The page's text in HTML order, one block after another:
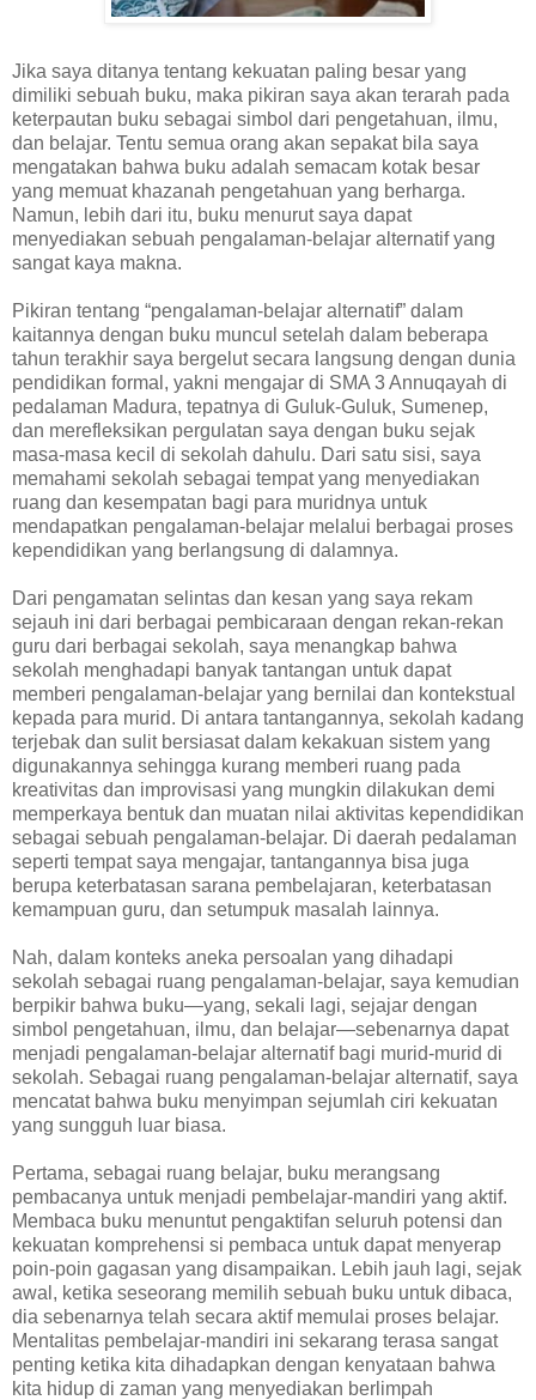
Jika saya ditanya tentang kekuatan paling besar yang
dimiliki sebuah buku, maka pikiran saya akan terarah pada
keterpautan buku sebagai simbol dari pengetahuan, ilmu,
dan belajar. Tentu semua orang akan sepakat bila saya
mengatakan bahwa buku adalah semacam kotak besar
yang memuat khazanah pengetahuan yang berharga.
Namun, lebih dari itu, buku menurut saya dapat
menyediakan sebuah pengalaman-belajar alternatif yang
sangat kaya makna.
Pikiran tentang “pengalaman-belajar alternatif” dalam
kaitannya dengan buku muncul setelah dalam beberapa
tahun terakhir saya bergelut secara langsung dengan dunia
pendidikan formal, yakni mengajar di SMA 3 Annuqayah di
pedalaman Madura, tepatnya di Guluk-Guluk, Sumenep,
dan merefleksikan pergulatan saya dengan buku sejak
masa-masa kecil di sekolah dahulu. Dari satu sisi, saya
memahami sekolah sebagai tempat yang menyediakan
ruang dan kesempatan bagi para muridnya untuk
mendapatkan pengalaman-belajar melalui berbagai proses
kependidikan yang berlangsung di dalamnya.
Dari pengamatan selintas dan kesan yang saya rekam
sejauh ini dari berbagai pembicaraan dengan rekan-rekan
guru dari berbagai sekolah, saya menangkap bahwa
sekolah menghadapi banyak tantangan untuk dapat
memberi pengalaman-belajar yang bernilai dan kontekstual
kepada para murid. Di antara tantangannya, sekolah kadang
terjebak dan sulit bersiasat dalam kekakuan sistem yang
digunakannya sehingga kurang memberi ruang pada
kreativitas dan improvisasi yang mungkin dilakukan demi
memperkaya bentuk dan muatan nilai aktivitas kependidikan
sebagai sebuah pengalaman-belajar. Di daerah pedalaman
seperti tempat saya mengajar, tantangannya bisa juga
berupa keterbatasan sarana pembelajaran, keterbatasan
kemampuan guru, dan setumpuk masalah lainnya.
Nah, dalam konteks aneka persoalan yang dihadapi
sekolah sebagai ruang pengalaman-belajar, saya kemudian
berpikir bahwa buku—yang, sekali lagi, sejajar dengan
simbol pengetahuan, ilmu, dan belajar—sebenarnya dapat
menjadi pengalaman-belajar alternatif bagi murid-murid di
sekolah. Sebagai ruang pengalaman-belajar alternatif, saya
mencatat bahwa buku menyimpan sejumlah ciri kekuatan
yang sungguh luar biasa.
Pertama, sebagai ruang belajar, buku merangsang
pembacanya untuk menjadi pembelajar-mandiri yang aktif.
Membaca buku menuntut pengaktifan seluruh potensi dan
kekuatan komprehensi si pembaca untuk dapat menyerap
poin-poin gagasan yang disampaikan. Lebih jauh lagi, sejak
awal, ketika seseorang memilih sebuah buku untuk dibaca,
dia sebenarnya telah secara aktif memulai proses belajar.
Mentalitas pembelajar-mandiri ini sekarang terasa sangat
penting ketika kita dihadapkan dengan kenyataan bahwa
kita hidup di zaman yang menyediakan berlimpah